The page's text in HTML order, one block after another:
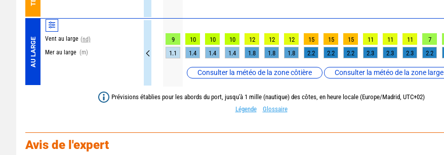
AU LARGE Vent au large (nd)
Mer au large (m)
Consulter la météo de la zone côtière Consulter la météo de la zone large
9 10 10 10 12 12 12 15 15 15 11 11 11 7
1.1
1.4 1.4 1.4 1.8 1.8 1.8 2.2 2.2 2.2 2.3 2.3 2.3 2.2
Prévisions établies pour les abords du port, jusqu'à 1 mille (nautique) des côtes, en heure locale (Europe/Madrid, UTC+02)
Légende
Glossaire
Avis de l'expert